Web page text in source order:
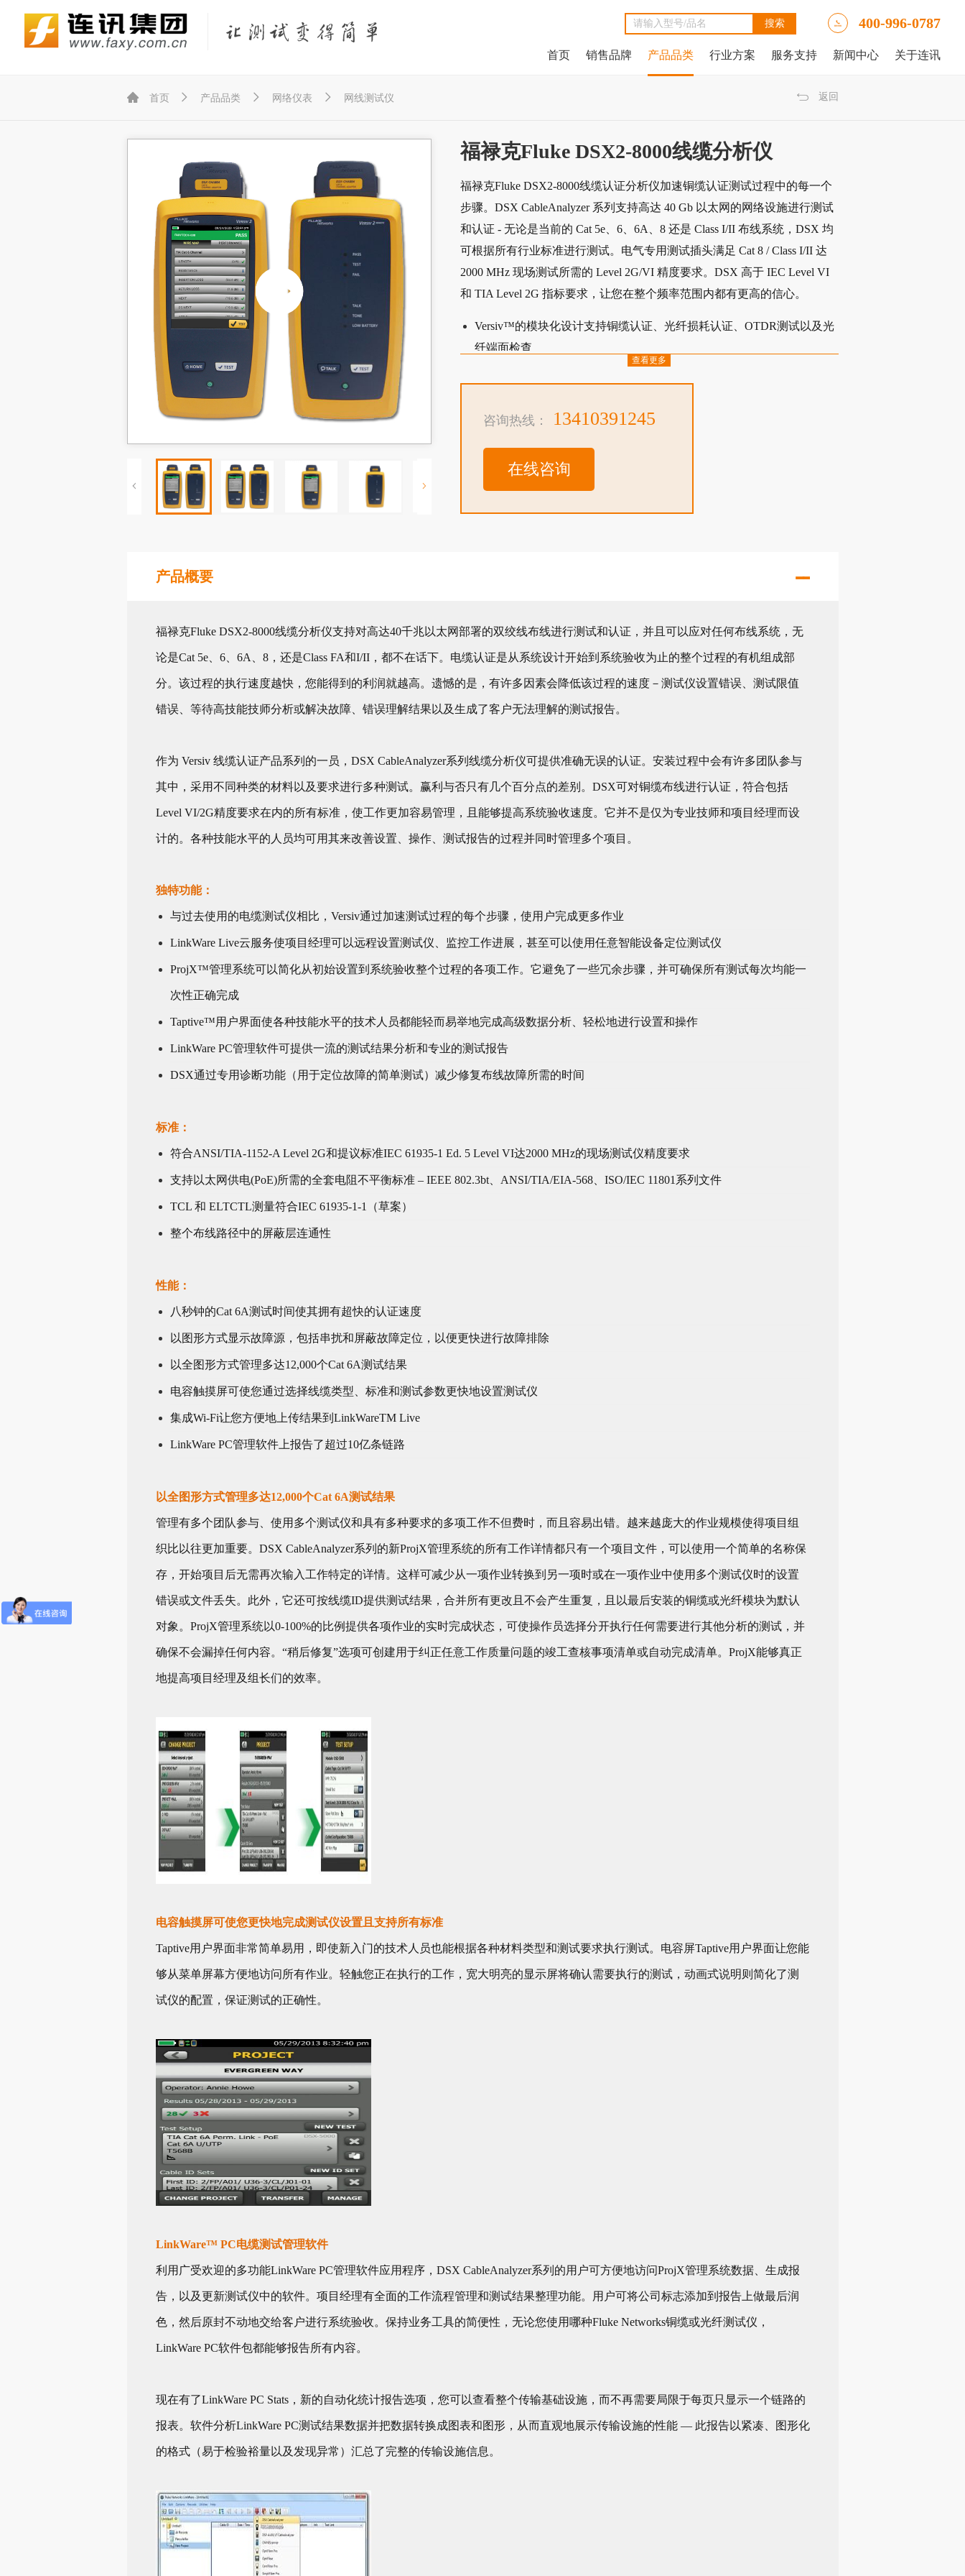
400-996-0787
首页 销售品牌 产品品类 行业方案 服务支持 新闻中心 关于连讯
 首页  产品品类  网络仪表  网线测试仪 返回
福禄克Fluke DSX2-8000线缆分析仪
福禄克Fluke DSX2-8000线缆认证分析仪加速铜缆认证测试过程中的每一个
步骤。DSX CableAnalyzer 系列支持高达 40 Gb 以太网的网络设施进行测试
和认证 - 无论是当前的 Cat 5e、6、6A、8 还是 Class I/II 布线系统，DSX 均
可根据所有行业标准进行测试。电气专用测试插头满足 Cat 8 / Class I/II 达
2000 MHz 现场测试所需的 Level 2G/VI 精度要求。DSX 高于 IEC Level VI
和 TIA Level 2G 指标要求，让您在整个频率范围内都有更高的信心。
Versiv™的模块化设计支持铜缆认证、光纤损耗认证、OTDR测试以及光
纤端面检查
无与伦比的速度，支持Cat 6A、8、Class FA、I/II和所有现行标准
进而确保正确完成所有测试任务
以图形方式显示故障源，包括串扰、回波损耗和屏蔽层的故障，以便更
Management Software
查看更多
咨询热线： 13410391245
在线咨询
产品概要
福禄克Fluke DSX2-8000线缆分析仪支持对高达40千兆以太网部署的双绞线布线进行测试和认证，并且可以应对任何布线系统，无
论是Cat 5e、6、6A、8，还是Class FA和I/II，都不在话下。电缆认证是从系统设计开始到系统验收为止的整个过程的有机组成部
分。该过程的执行速度越快，您能得到的利润就越高。遗憾的是，有许多因素会降低该过程的速度－测试仪设置错误、测试限值
错误、等待高技能技师分析或解决故障、错误理解结果以及生成了客户无法理解的测试报告。
作为 Versiv 线缆认证产品系列的一员，DSX CableAnalyzer系列线缆分析仪可提供准确无误的认证。安装过程中会有许多团队参与
其中，采用不同种类的材料以及要求进行多种测试。赢利与否只有几个百分点的差别。DSX可对铜缆布线进行认证，符合包括
Level VI/2G精度要求在内的所有标准，使工作更加容易管理，且能够提高系统验收速度。它并不是仅为专业技师和项目经理而设
计的。各种技能水平的人员均可用其来改善设置、操作、测试报告的过程并同时管理多个项目。
独特功能：
与过去使用的电缆测试仪相比，Versiv通过加速测试过程的每个步骤，使用户完成更多作业
LinkWare Live云服务使项目经理可以远程设置测试仪、监控工作进展，甚至可以使用任意智能设备定位测试仪
ProjX™管理系统可以简化从初始设置到系统验收整个过程的各项工作。它避免了一些冗余步骤，并可确保所有测试每次均能一
次性正确完成
Taptive™用户界面使各种技能水平的技术人员都能轻而易举地完成高级数据分析、轻松地进行设置和操作
LinkWare PC管理软件可提供一流的测试结果分析和专业的测试报告
DSX通过专用诊断功能（用于定位故障的简单测试）减少修复布线故障所需的时间
标准：
符合ANSI/TIA-1152-A Level 2G和提议标准IEC 61935-1 Ed. 5 Level VI达2000 MHz的现场测试仪精度要求
支持以太网供电(PoE)所需的全套电阻不平衡标准 – IEEE 802.3bt、ANSI/TIA/EIA-568、ISO/IEC 11801系列文件
TCL 和 ELTCTL测量符合IEC 61935-1-1（草案）
整个布线路径中的屏蔽层连通性
性能：
八秒钟的Cat 6A测试时间使其拥有超快的认证速度
以图形方式显示故障源，包括串扰和屏蔽故障定位，以便更快进行故障排除
以全图形方式管理多达12,000个Cat 6A测试结果
电容触摸屏可使您通过选择线缆类型、标准和测试参数更快地设置测试仪
集成Wi-Fi让您方便地上传结果到LinkWareTM Live
LinkWare PC管理软件上报告了超过10亿条链路
以全图形方式管理多达12,000个Cat 6A测试结果
管理有多个团队参与、使用多个测试仪和具有多种要求的多项工作不但费时，而且容易出错。越来越庞大的作业规模使得项目组
织比以往更加重要。DSX CableAnalyzer系列的新ProjX管理系统的所有工作详情都只有一个项目文件，可以使用一个简单的名称保
存，开始项目后无需再次输入工作特定的详情。这样可减少从一项作业转换到另一项时或在一项作业中使用多个测试仪时的设置
错误或文件丢失。此外，它还可按线缆ID提供测试结果，合并所有更改且不会产生重复，且以最后安装的铜缆或光纤模块为默认
对象。ProjX管理系统以0-100%的比例提供各项作业的实时完成状态，可使操作员选择分开执行任何需要进行其他分析的测试，并
确保不会漏掉任何内容。“稍后修复”选项可创建用于纠正任意工作质量问题的竣工查核事项清单或自动完成清单。ProjX能够真正
地提高项目经理及组长们的效率。
电容触摸屏可使您更快地完成测试仪设置且支持所有标准
Taptive用户界面非常简单易用，即使新入门的技术人员也能根据各种材料类型和测试要求执行测试。电容屏Taptive用户界面让您能
够从菜单屏幕方便地访问所有作业。轻触您正在执行的工作，宽大明亮的显示屏将确认需要执行的测试，动画式说明则简化了测
试仪的配置，保证测试的正确性。
LinkWare™ PC电缆测试管理软件
利用广受欢迎的多功能LinkWare PC管理软件应用程序，DSX CableAnalyzer系列的用户可方便地访问ProjX管理系统数据、生成报
告，以及更新测试仪中的软件。项目经理有全面的工作流程管理和测试结果整理功能。用户可将公司标志添加到报告上做最后润
色，然后原封不动地交给客户进行系统验收。保持业务工具的简便性，无论您使用哪种Fluke Networks铜缆或光纤测试仪，
LinkWare PC软件包都能够报告所有内容。
现在有了LinkWare PC Stats，新的自动化统计报告选项，您可以查看整个传输基础设施，而不再需要局限于每页只显示一个链路的
报表。软件分析LinkWare PC测试结果数据并把数据转换成图表和图形，从而直观地展示传输设施的性能 — 此报告以紧凑、图形化
的格式（易于检验裕量以及发现异常）汇总了完整的传输设施信息。